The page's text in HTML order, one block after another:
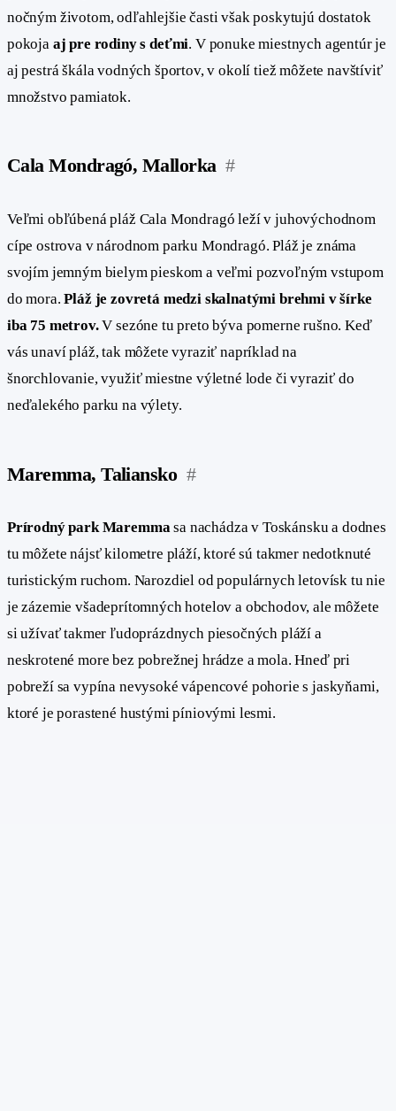
nočným životom, odľahlejšie časti však poskytujú dostatok
pokoja aj pre rodiny s deťmi. V ponuke miestnych agentúr je
aj pestrá škála vodných športov, v okolí tiež môžete navštíviť
množstvo pamiatok.
Cala Mondragó, Mallorka #
Veľmi obľúbená pláž Cala Mondragó leží v juhovýchodnom
cípe ostrova v národnom parku Mondragó. Pláž je známa
svojím jemným bielym pieskom a veľmi pozvoľným vstupom
do mora.Pláž je zovretá medzi skalnatými brehmi v šírke
iba 75 metrov.V sezóne tu preto býva pomerne rušno. Keď
vás unaví pláž, tak môžete vyraziť napríklad na
šnorchlovanie, využiť miestne výletné lode či vyraziť do
neďalekého parku na výlety.
Maremma, Taliansko #
Prírodný park Maremmasa nachádza v Toskánsku a dodnes
tu môžete nájsť kilometre pláží, ktoré sú takmer nedotknuté
turistickým ruchom. Narozdiel od populárnych letovísk tu nie
je zázemie všadeprítomných hotelov a obchodov, ale môžete
si užívať takmer ľudoprázdnych piesočných pláží a
neskrotené more bez pobrežnej hrádze a mola. Hneď pri
pobreží sa vypína nevysoké vápencové pohorie s jaskyňami,
ktoré je porastené hustými píniovými lesmi.